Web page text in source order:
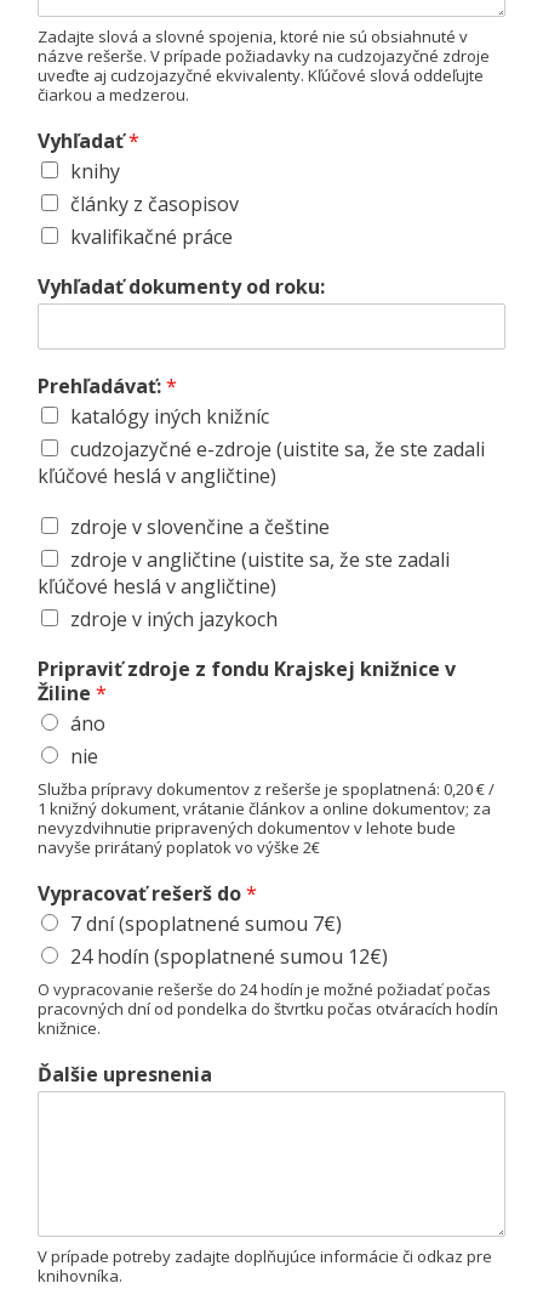
Zadajte slová a slovné spojenia, ktoré nie sú obsiahnuté v
názve rešerše. V prípade požiadavky na cudzojazyčné zdroje
uveďte aj cudzojazyčné ekvivalenty. Kľúčové slová oddeľujte
čiarkou a medzerou.
Vyhľadať*
knihy
články z časopisov
kvalifikačné práce
Vyhľadať dokumenty od roku:
Prehľadávať:*
katalógy iných knižníc
cudzojazyčné e-zdroje (uistite sa, že ste zadali
kľúčové heslá v angličtine)
V
y
h
ľ
a
a
ť
z
d
r
o
j
e
zdroje v slovenčine a češtine
zdroje v angličtine (uistite sa, že ste zadali
kľúčové heslá v angličtine)
zdroje v iných jazykoch
Pripraviť zdroje z fondu Krajskej knižnice v
Žiline *
áno
nie
Služba prípravy dokumentov z rešerše je spoplatnená: 0,20 € /
1 knižný dokument, vrátanie článkov a online dokumentov; za
nevyzdvihnutie pripravených dokumentov v lehote bude
navyše prirátaný poplatok vo výške 2€
Vypracovať rešerš do*
7 dní (spoplatnené sumou 7€)
24 hodín (spoplatnené sumou 12€)
O vypracovanie rešerše do 24 hodín je možné požiadať počas
pracovných dní od pondelka do štvrtku počas otváracích hodín
knižnice.
Ďalšie upresnenia
V prípade potreby zadajte doplňujúce informácie či odkaz pre
knihovníka.